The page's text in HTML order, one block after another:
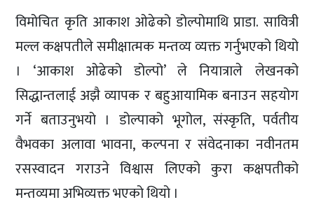
विमोचित कृति आकाश ओढेको डोल्पोमाथि प्राडा. सावित्री
मल्ल कक्षपतीले समीक्षात्मक मन्तव्य व्यक्त गर्नुभएको थियो
। ‘आकाश ओढेको डोल्पो’ ले नियात्राले लेखनको
सिद्धान्तलाई अझै व्यापक र बहुआयामिक बनाउन सहयोग
गर्ने बताउनुभयो । डोल्पाको भूगोल, संस्कृति, पर्वतीय
वैभवका अलावा भावना, कल्पना र संवेदनाका नवीनतम
रसस्वादन गराउने विश्वास लिएको कुरा कक्षपतीको
मन्तव्यमा अभिव्यक्त भएको थियो ।